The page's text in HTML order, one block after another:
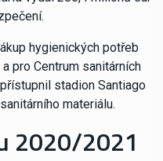
hygienických potřeb
pro Centrum sanitárních
stadion Santiago
materiálu.
2020/2021